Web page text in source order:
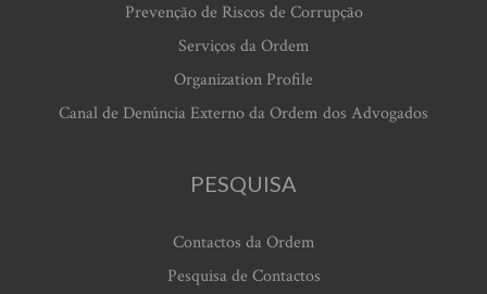
Prevenção de Riscos de Corrupção
Serviços da Ordem
Organization Profile
Canal de Denúncia Externo da Ordem dos Advogados
PESQUISA
Contactos da Ordem
Pesquisa de Contactos